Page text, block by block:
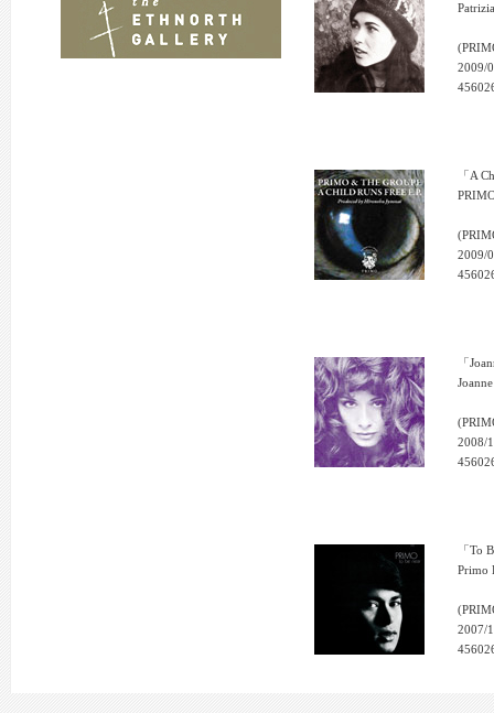
2009/
「A
2009/
「
2008/
「To
Primo
2007/